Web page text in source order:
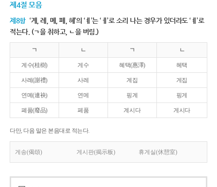
제4절 모음
제8항 ‘계, 례, 몌, 폐, 혜’의 ‘ㅖ’는 ‘ㅔ’로 소리 나는 경우가 있더라도 ‘ㅖ’로
적는다. (ㄱ을 취하고, ㄴ을 버림.)
ㄱ ㄴ ㄱ ㄴ
계수(桂樹) 게수 혜택(惠澤) 헤택
사례(謝禮) 사레 계집 게집
연몌(連袂) 연메 핑계 핑게
폐품(廢品) 페품 계시다 게시다
다만, 다음 말은 본음대로 적는다.
게송(偈頌) 게시판(揭示板) 휴게실(休憩室)